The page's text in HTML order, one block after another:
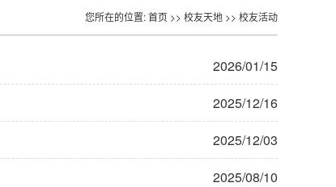
您所在的位置:首页 >> 校友天地 >> 校友活动
2026/01/15
2025/12/16
2025/12/03
2025/08/10